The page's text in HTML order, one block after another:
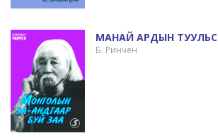
МАНАЙ АРДЫН ТУУЛЬС
Б. Ринчен